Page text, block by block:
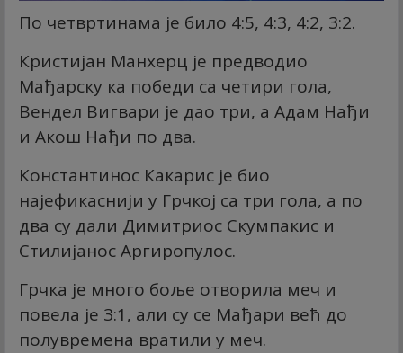
По четвртинама је било 4:5, 4:3, 4:2, 3:2.
Кристијан Манхерц је предводио
Мађарску ка победи са четири гола,
Вендел Вигвари је дао три, а Адам Нађи
и Акош Нађи по два.
Константинос Какарис је био
најефикаснији у Грчкој са три гола, а по
два су дали Димитриос Скумпакис и
Стилијанос Аргиропулос.
Грчка је много боље отворила меч и
повела је 3:1, али су се Мађари већ до
полувремена вратили у меч.